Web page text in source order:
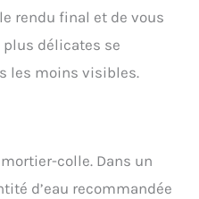
rendu final et de vous
plus délicates se
les moins visibles.
colle. Dans un
d’eau recommandée